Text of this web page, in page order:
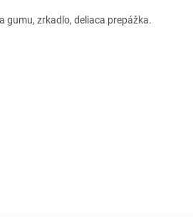
gumu, zrkadlo, deliaca prepážka.